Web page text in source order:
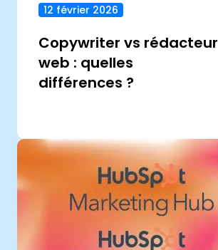
12 février 2026
Copywriter vs rédacteur
web : quelles
différences ?